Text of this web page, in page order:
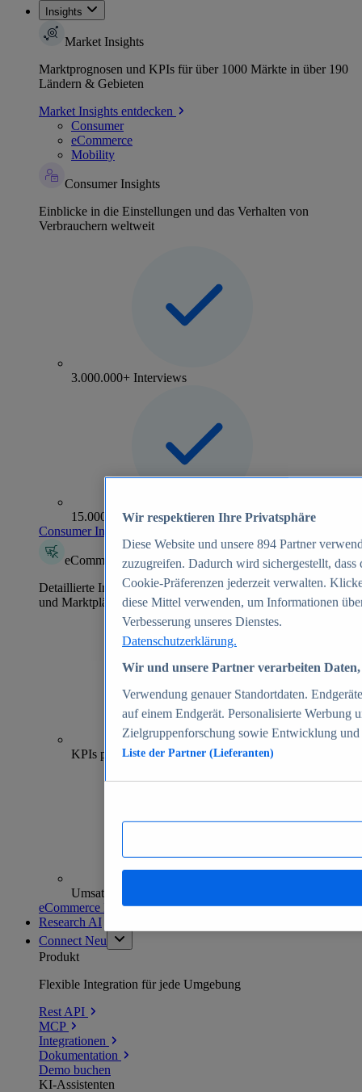
Insights
Market Insights
Marktprognosen und KPIs für über 1000 Märkte in über 190
Ländern & Gebieten
Market Insights entdecken
Consumer
eCommerce
Mobility
Consumer Insights
Einblicke in die Einstellungen und das Verhalten von
Verbrauchern weltweit
3.000.000+ Interviews
15.000+ Marken
Consumer Insights entdecken
eCommerce Insights
Detaillierte Informationen zu mehr als 39.000 Online-Shops
und Marktplätzen
70+
KPIs pro Shop
Umsatzanalysen und -prognosen
eCommerce Insights entdecken
Research AI
Connect Neu
Produkt
Flexible Integration für jede Umgebung
Rest API
MCP
Integrationen
Dokumentation
Demo buchen
KI-Assistenten
Wir respektieren Ihre Privatsphäre
Diese Website und unsere 894 Partner
zuzugreifen. Dadurch wird sichergestellt,
Cookie-Präferenzen jederzeit verwalten.
diese Mittel verwenden, um Informationen
Verbesserung unseres Dienstes.
Datenschutzerklärung.
Wir und unsere Partner verarbeiten
Verwendung genauer Standortdaten.
auf einem Endgerät. Personalisierte Werbung
Zielgruppenforschung sowie Entwicklung
Liste der Partner (Lieferanten)